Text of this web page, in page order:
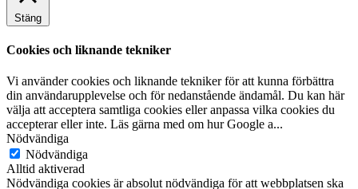
Stäng
Cookies och liknande tekniker
Vi använder cookies och liknande tekniker för att kunna förbättra
din användarupplevelse och för nedanstående ändamål. Du kan här
välja att acceptera samtliga cookies eller anpassa vilka cookies du
accepterar eller inte. Läs gärna med om hur Google a...
Nödvändiga
Nödvändiga
Alltid aktiverad
Nödvändiga cookies är absolut nödvändiga för att webbplatsen ska